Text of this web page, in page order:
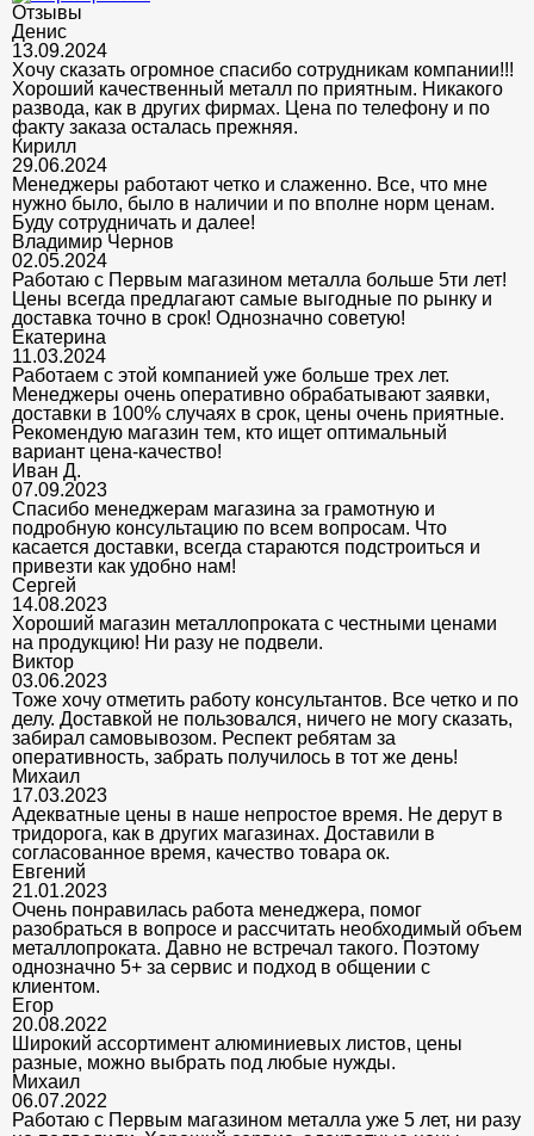
Отзывы
Денис
13.09.2024
Хочу сказать огромное спасибо сотрудникам компании!!!
Хороший качественный металл по приятным. Никакого
развода, как в других фирмах. Цена по телефону и по
факту заказа осталась прежняя.
Кирилл
29.06.2024
Менеджеры работают четко и слаженно. Все, что мне
нужно было, было в наличии и по вполне норм ценам.
Буду сотрудничать и далее!
Владимир Чернов
02.05.2024
Работаю с Первым магазином металла больше 5ти лет!
Цены всегда предлагают самые выгодные по рынку и
доставка точно в срок! Однозначно советую!
Екатерина
11.03.2024
Работаем с этой компанией уже больше трех лет.
Менеджеры очень оперативно обрабатывают заявки,
доставки в 100% случаях в срок, цены очень приятные.
Рекомендую магазин тем, кто ищет оптимальный
вариант цена-качество!
Иван Д.
07.09.2023
Спасибо менеджерам магазина за грамотную и
подробную консультацию по всем вопросам. Что
касается доставки, всегда стараются подстроиться и
привезти как удобно нам!
Сергей
14.08.2023
Хороший магазин металлопроката с честными ценами
на продукцию! Ни разу не подвели.
Виктор
03.06.2023
Тоже хочу отметить работу консультантов. Все четко и по
делу. Доставкой не пользовался, ничего не могу сказать,
забирал самовывозом. Респект ребятам за
оперативность, забрать получилось в тот же день!
Михаил
17.03.2023
Адекватные цены в наше непростое время. Не дерут в
тридорога, как в других магазинах. Доставили в
согласованное время, качество товара ок.
Евгений
21.01.2023
Очень понравилась работа менеджера, помог
разобраться в вопросе и рассчитать необходимый объем
металлопроката. Давно не встречал такого. Поэтому
однозначно 5+ за сервис и подход в общении с
клиентом.
Егор
20.08.2022
Широкий ассортимент алюминиевых листов, цены
разные, можно выбрать под любые нужды.
Михаил
06.07.2022
Работаю с Первым магазином металла уже 5 лет, ни разу